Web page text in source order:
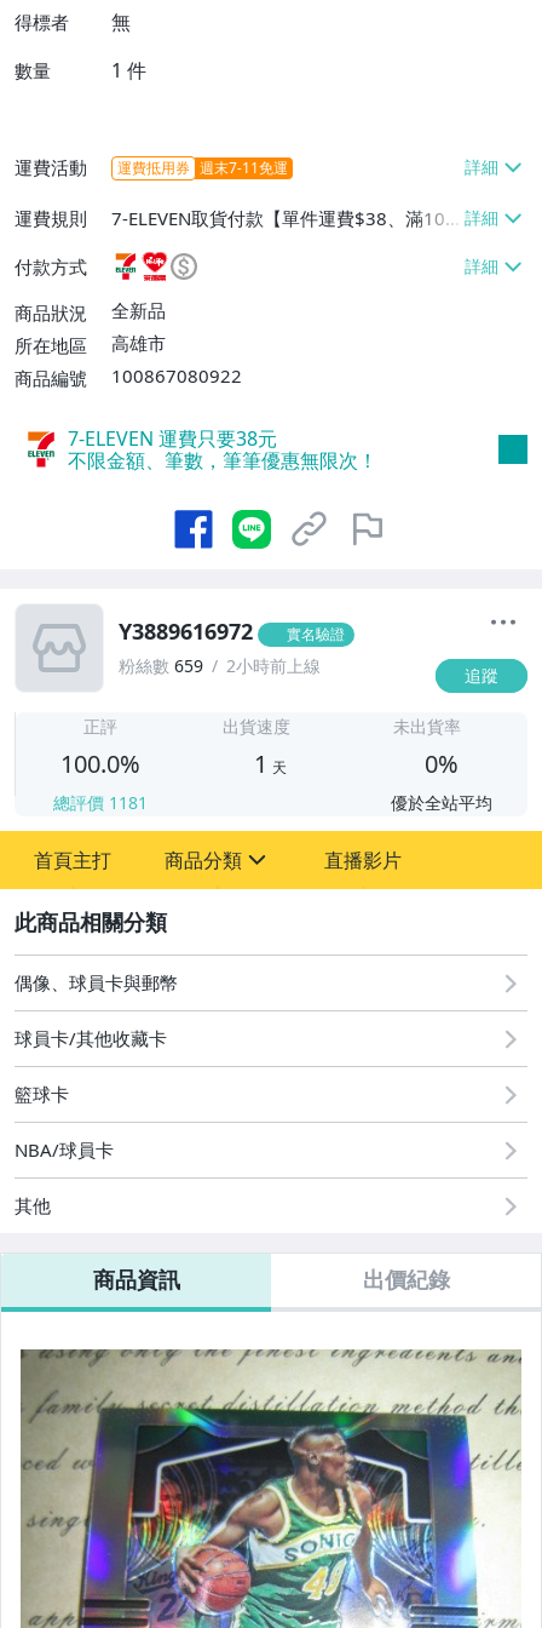
得標者 無
數量 1 件
運費活動 運費抵用券 週末7-11免運
運費規則
7-ELEVEN取貨付款【單件運費$38、滿100
件或消費滿$1000000免運費】、7-ELEVEN
取貨不付款【單件運費$38】、萊爾富取貨
付款【單件運費$60、滿50件或消費滿$30
0000免運費】、郵局掛號【單件運費$50、
付款方式
商品狀況
全新品
所在地區
高雄市
商品編號
100867080922
7-ELEVEN 運費只要38元
不限金額、筆數，筆筆優惠無限次！
Y3889616972 實名驗證
粉絲數 659 2小時前上線 追蹤
正評
100.0%
總評價 1181
出貨速度
1 天
未出貨率
0%
優於全站平均
首頁主打 商品分類
偶像、球員卡與郵幣
直播影片
偶像、球員卡與郵幣
球員卡/其他收藏卡
籃球卡
NBA/球員卡
其他
商品資訊 出價紀錄